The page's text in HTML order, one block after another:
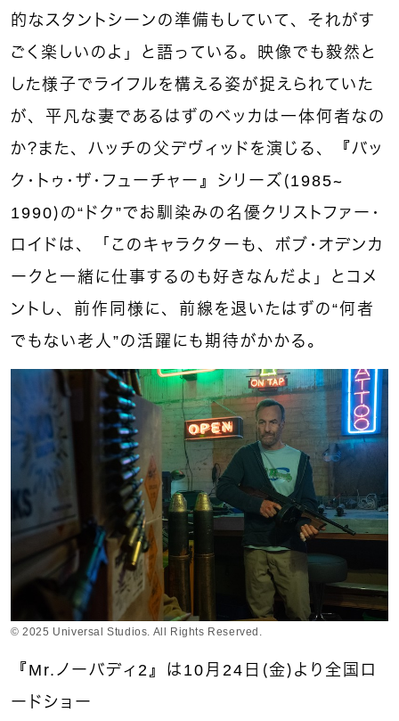
的なスタントシーンの準備もしていて、それがす
ごく楽しいのよ」と語っている。映像でも毅然と
した様子でライフルを構える姿が捉えられていた
が、平凡な妻であるはずのベッカは一体何者なの
か？また、ハッチの父デヴィッドを演じる、『バッ
ク・トゥ・ザ・フューチャー』シリーズ（1985～
1990）の“ドク”でお馴染みの名優クリストファー・
ロイドは、「このキャラクターも、ボブ・オデンカ
ークと一緒に仕事するのも好きなんだよ」とコメ
ントし、前作同様に、前線を退いたはずの“何者
でもない老人”の活躍にも期待がかかる。
© 2025 Universal Studios. All Rights Reserved.
『Mr.ノーバディ2』は10月24日（金）より全国ロ
ードショー